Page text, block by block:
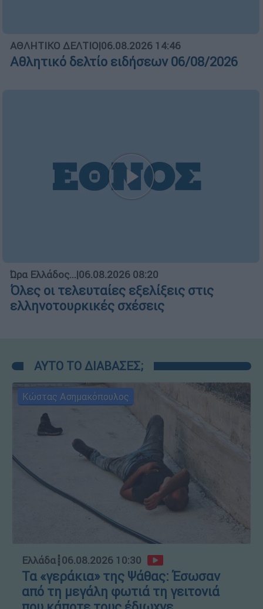
ΑΘΛΗΤΙΚΟ ΔΕΛΤΙΟ|06.08.2026 14:46
Αθλητικό δελτίο ειδήσεων 06/08/2026
Ώρα Ελλάδος...|06.08.2026 08:20
Όλες οι τελευταίες εξελίξεις στις
ελληνοτουρκικές σχέσεις
ΑΥΤΟ ΤΟ ΔΙΑΒΑΣΕΣ;
Κώστας Ασημακόπουλος
Ελλάδα┋06.08.2026 10:30
Τα «γεράκια» της Ψάθας: Έσωσαν
από τη μεγάλη φωτιά τη γειτονιά